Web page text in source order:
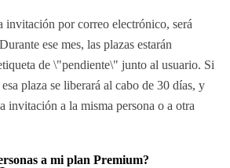
invitación por correo electrónico, será
ese mes, las plazas estarán
de \"pendiente\" junto al usuario. Si
plaza se liberará al cabo de 30 días, y
invitación a la misma persona o a otra
a mi plan Premium?